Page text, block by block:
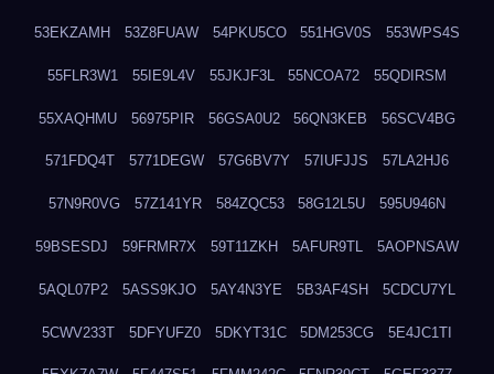
53EKZAMH 53Z8FUAW 54PKU5CO 551HGV0S 553WPS4S
55FLR3W1 55IE9L4V 55JKJF3L 55NCOA72 55QDIRSM
55XAQHMU 56975PIR 56GSA0U2 56QN3KEB 56SCV4BG
571FDQ4T 5771DEGW 57G6BV7Y 57IUFJJS 57LA2HJ6
57N9R0VG 57Z141YR 584ZQC53 58G12L5U 595U946N
59BSESDJ 59FRMR7X 59T11ZKH 5AFUR9TL 5AOPNSAW
5AQL07P2 5ASS9KJO 5AY4N3YE 5B3AF4SH 5CDCU7YL
5CWV233T 5DFYUFZ0 5DKYT31C 5DM253CG 5E4JC1TI